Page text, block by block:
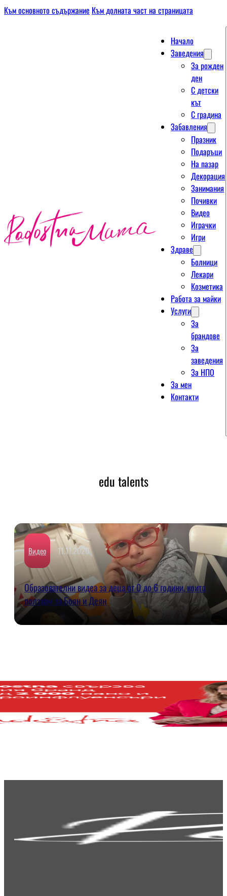
Към основното съдържание Към долната част на страницата
Начало
Заведения
За рожден
ден
С детски
кът
С градина
Забавления
Празник
Подаръци
На пазар
Декорация
Занимания
Почивки
Видео
Играчки
Игри
Здраве
Болници
Лекари
Козметика
Работа за майки
Услуги
За
брандове
За
заведения
За НПО
За мен
Контакти
edu talents
Видео 11.11.2020
Образователни видеа за деца от 0 до 6 години, които
ползвам за Боян и Деян